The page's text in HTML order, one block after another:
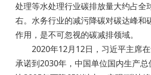
处理等水处理行业碳排放量大约占全
右。水务行业的减污降碳对碳达峰和
作用，是不可忽视的碳减排领域。
2020年12月12日，习近平主席在
承诺到2030年，中国单位国内生产